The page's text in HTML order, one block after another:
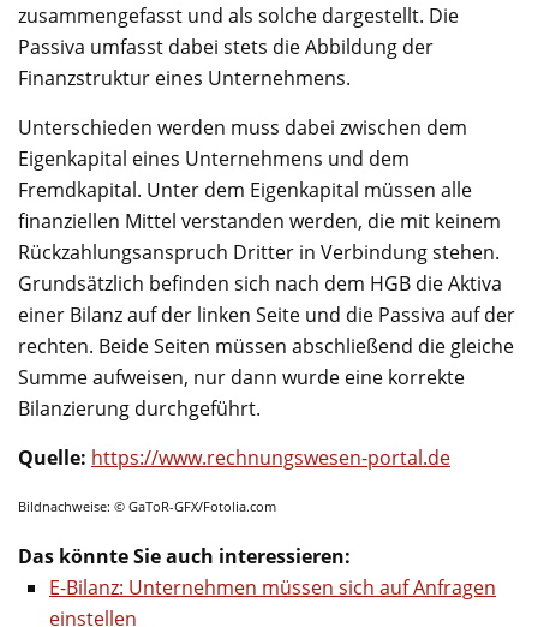
zusammengefasst und als solche dargestellt. Die
Passiva umfasst dabei stets die Abbildung der
Finanzstruktur eines Unternehmens.
Unterschieden werden muss dabei zwischen dem
Eigenkapital eines Unternehmens und dem
Fremdkapital. Unter dem Eigenkapital müssen alle
finanziellen Mittel verstanden werden, die mit keinem
Rückzahlungsanspruch Dritter in Verbindung stehen.
Grundsätzlich befinden sich nach dem HGB die Aktiva
einer Bilanz auf der linken Seite und die Passiva auf der
rechten. Beide Seiten müssen abschließend die gleiche
Summe aufweisen, nur dann wurde eine korrekte
Bilanzierung durchgeführt.
Quelle: https://www.rechnungswesen-portal.de
Bildnachweise: © GaToR-GFX/Fotolia.com
Das könnte Sie auch interessieren:
E-Bilanz: Unternehmen müssen sich auf Anfragen
einstellen